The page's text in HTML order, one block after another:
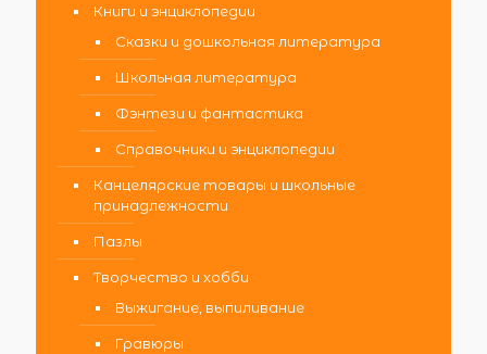
Книги и энциклопедии
Сказки и дошкольная литература
Школьная литература
Фэнтези и фантастика
Справочники и энциклопедии
Канцелярские товары и школьные
принадлежности
Пазлы
Творчество и хобби
Выжигание, выпиливание
Гравюры